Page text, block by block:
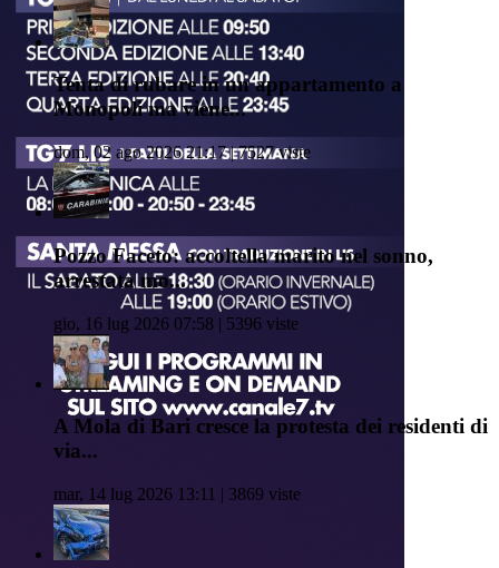
Tenta di rubare in un appartamento a
Monopoli ma viene...
dom, 02 ago 2026 21:17 | 7527 viste
Pozzo Faceto: accoltella marito nel sonno,
arrestata mo...
gio, 16 lug 2026 07:58 | 5396 viste
A Mola di Bari cresce la protesta dei residenti di
via...
mar, 14 lug 2026 13:11 | 3869 viste